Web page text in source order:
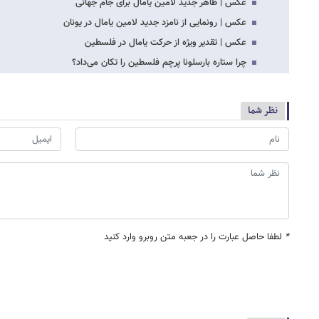
عکس | ظاهر جدید لامین یامال برای جام جهانی
عکس | رونمایی از نامزد جدید لامین یامال در یونان
عکس | تقدیر ویژه از حرکت یامال در فلسطین
چرا ستاره بارسلونا پرچم فلسطین را تکان می‌داد؟
نظر شما
* لطفا حاصل عبارت را در جعبه متن روبرو وارد کنید